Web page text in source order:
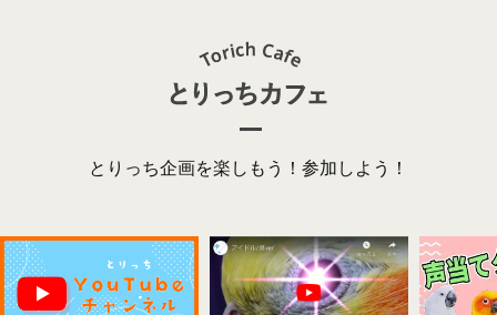
とりっち企画を楽しもう！参加しよう！